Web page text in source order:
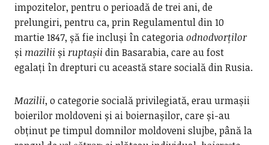
impozitelor, pentru o perioadă de trei ani, de
prelungiri, pentru ca, prin Regulamentul din 10
martie 1847, șă fie incluși în categoriaodnodvorților
și mazilii șiruptașii din Basarabia, care au fost
egalați în drepturi cu această stare socială din Rusia.
Mazilii, o categorie socială privilegiată, erau urmașii
boierilor moldoveni și ai boiernașilor, care și-au
obținut pe timpul domnilor moldoveni slujbe, până la